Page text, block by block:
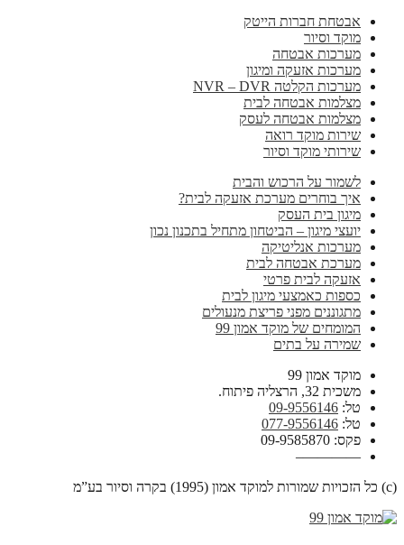
אבטחת חברות הייטק
מוקד וסיור
מערכות אבטחה
מערכות אזעקה ומיגון
מערכות הקלטה NVR – DVR
מצלמות אבטחה לבית
מצלמות אבטחה לעסק
שירות מוקד רואה
שירותי מוקד וסיור
לשמור על הרכוש והבית
איך בוחרים מערכת אזעקה לבית?
מיגון בית העסק
יועצי מיגון – הביטחון מתחיל בתכנון נכון
מערכות אנליטיקה
מערכת אבטחה לבית
אזעקה לבית פרטי
כספות כאמצעי מיגון לבית
מתגוננים מפני פריצת מנעולים
המומחים של מוקד אמון 99
שמירה על בתים
מוקד אמון 99
משכית 32, הרצליה פיתוח.
טל: 09-9556146
טל: 077-9556146
פקס: 09-9585870
————–
(c) כל הזכויות שמורות למוקד אמון (1995) בקרה וסיור בע”מ